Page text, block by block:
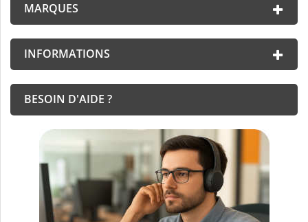
MARQUES
INFORMATIONS
BESOIN D'AIDE ?